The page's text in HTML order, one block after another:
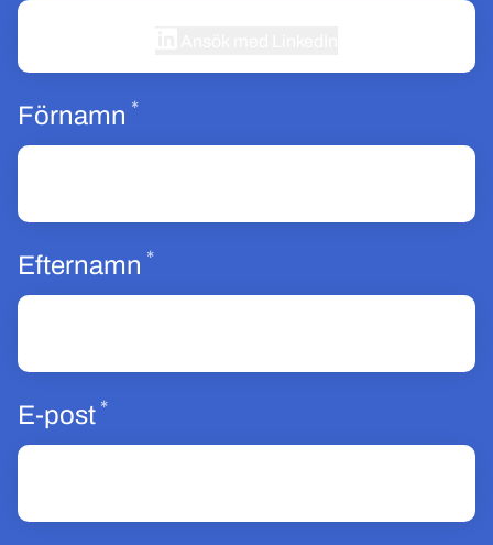
Förnamn *Obligatoriskt
Efternamn *Obligatoriskt
E-post *Obligatoriskt